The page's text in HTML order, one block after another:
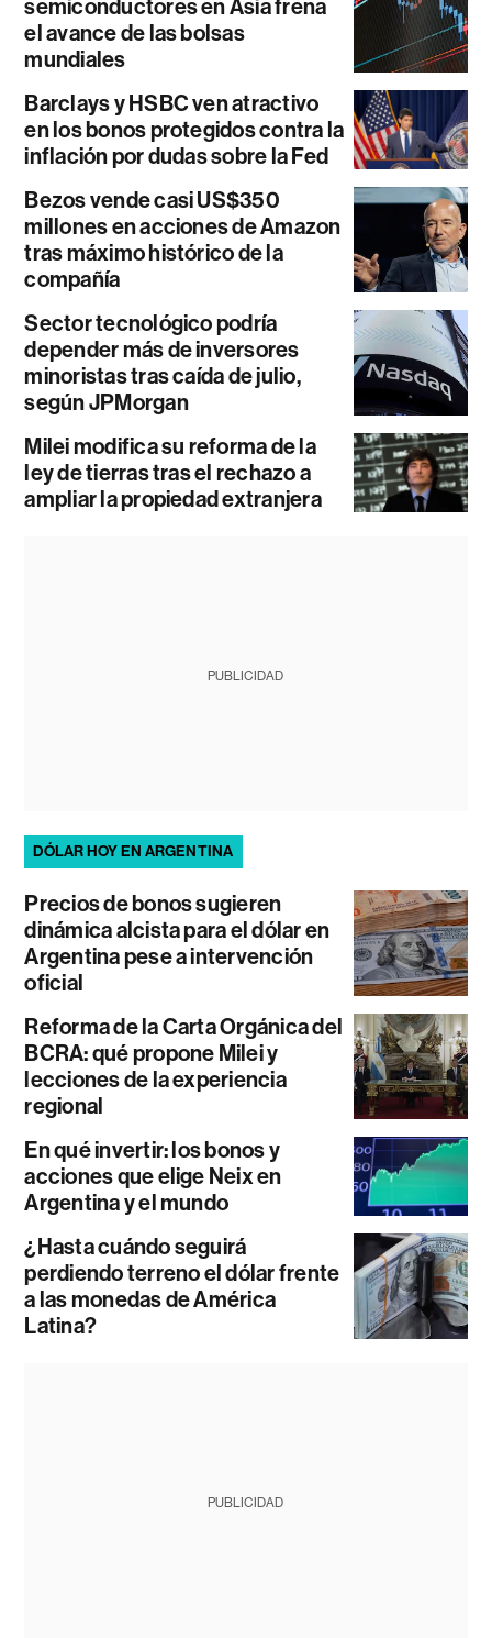
semiconductores en Asia frena
el avance de las bolsas
mundiales
Barclays y HSBC ven atractivo
en los bonos protegidos contra la
inflación por dudas sobre la Fed
Bezos vende casi US$350
millones en acciones de Amazon
tras máximo histórico de la
compañía
Sector tecnológico podría
depender más de inversores
minoristas tras caída de julio,
según JPMorgan
Milei modifica su reforma de la
ley de tierras tras el rechazo a
ampliar la propiedad extranjera
PUBLICIDAD
DÓLAR HOY EN ARGENTINA
Precios de bonos sugieren
dinámica alcista para el dólar en
Argentina pese a intervención
oficial
Reforma de la Carta Orgánica del
BCRA: qué propone Milei y
lecciones de la experiencia
regional
En qué invertir: los bonos y
acciones que elige Neix en
Argentina y el mundo
¿Hasta cuándo seguirá
perdiendo terreno el dólar frente
a las monedas de América
Latina?
PUBLICIDAD